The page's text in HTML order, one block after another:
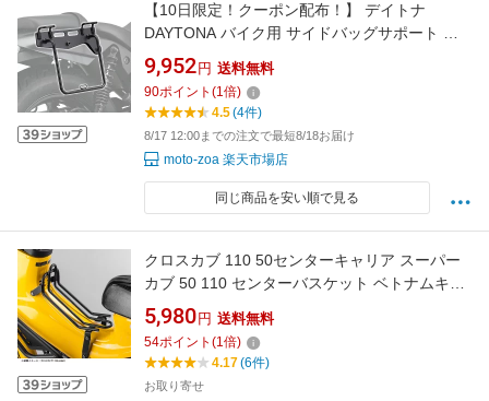
【10日限定！クーポン配布！】 デイトナ
DAYTONA バイク用 サイドバッグサポート エ
リミネーター/SE(24) 右側専用 サドルバッグサ
ポート 38524
9,952 円 送料無料
90ポイント (1倍)
4.5(4件)
8/17 12:00までの注文で最短8/18お届け
moto-zoa 楽天市場店
同じ商品を安い順で見る
クロスカブ 110 50センターキャリア スーパー
カブ 50 110 センターバスケット ベトナムキャ
リア バスケット 金属 丈夫 一体感 スチール フ
ラットタイプ 取寄せ
5,980 円 送料無料
54ポイント (1倍)
4.17(6件)
お取り寄せ